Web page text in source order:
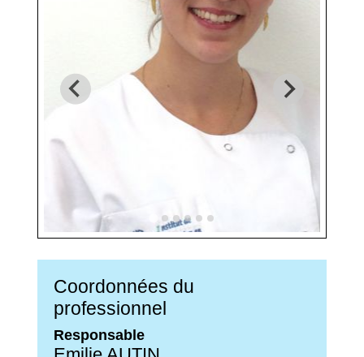
Coordonnées du
professionnel
Responsable